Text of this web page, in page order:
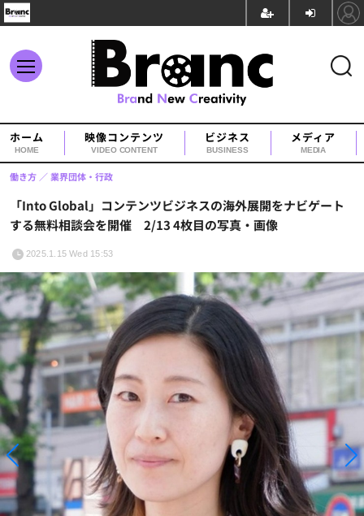
ホーム
HOME
映像コンテンツ
VIDEO CONTENT
ビジネス
BUSINESS
メディア
MEDIA
「Into Global」コンテンツビジネスの海外展開をナビゲート
する無料相談会を開催 2/13 4枚目の写真・画像
働き方 業界団体・行政
2025.1.15 Wed 15:53